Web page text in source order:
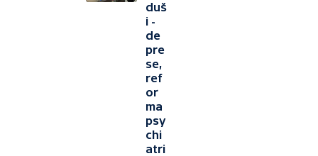
duš
i -
de
pre
se,
ref
or
ma
psy
chi
atri